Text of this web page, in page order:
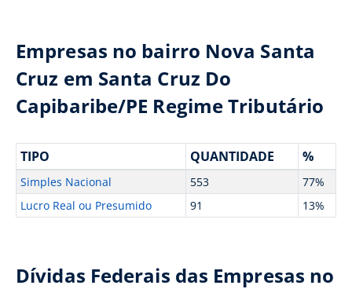
Empresas no bairro Nova Santa
Cruz em Santa Cruz Do
Capibaribe/PE Regime Tributário
TIPO QUANTIDADE %
Simples Nacional 553
77%
Lucro Real ou Presumido
91 13%
Dívidas Federais das Empresas no